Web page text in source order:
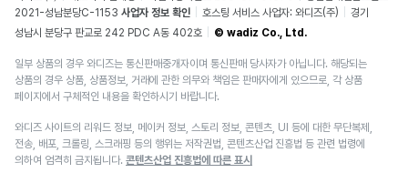
2021-성남분당C-1153 사업자 정보 확인 호스팅 서비스 사업자: 와디즈(주)
경기
성남시 분당구 판교로 242 PDC A동 402호
© wadiz Co., Ltd.
일부 상품의 경우 와디즈는 통신판매중개자이며 통신판매 당사자가 아닙니다. 해당되는
상품의 경우 상품, 상품정보, 거래에 관한 의무와 책임은 판매자에게 있으므로, 각 상품
페이지에서 구체적인 내용을 확인하시기 바랍니다.
와디즈 사이트의 리워드 정보, 메이커 정보, 스토리 정보, 콘텐츠, UI 등에 대한 무단복제,
전송, 배포, 크롤링, 스크래핑 등의 행위는 저작권법, 콘텐츠산업 진흥법 등 관련 법령에
의하여 엄격히 금지됩니다. 콘텐츠산업 진흥법에 따른 표시